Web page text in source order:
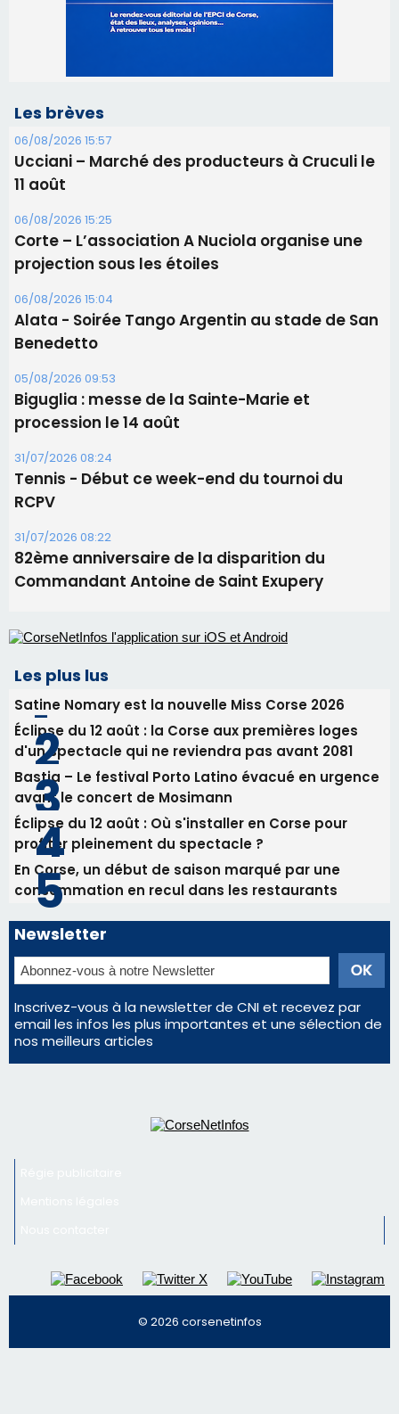
Corte – L’association A Nuciola organise une
projection sous les étoiles
06/08/2026 15:04
Alata - Soirée Tango Argentin au stade de San
Benedetto
05/08/2026 09:53
Biguglia : messe de la Sainte-Marie et
procession le 14 août
31/07/2026 08:24
Tennis - Début ce week-end du tournoi du
RCPV
31/07/2026 08:22
82ème anniversaire de la disparition du
Commandant Antoine de Saint Exupery
Les plus lus
Satine Nomary est la nouvelle Miss Corse 2026
Éclipse du 12 août : la Corse aux premières loges
d'un spectacle qui ne reviendra pas avant 2081
avant le concert de Mosimann
profiter pleinement du spectacle ?
En Corse, un début de saison marqué par une
consommation en recul dans les restaurants
Newsletter
Inscrivez-vous à la newsletter de CNI et recevez par
email les infos les plus importantes et une sélection de
nos meilleurs articles
Régie publicitaire
Mentions légales
Nous contacter